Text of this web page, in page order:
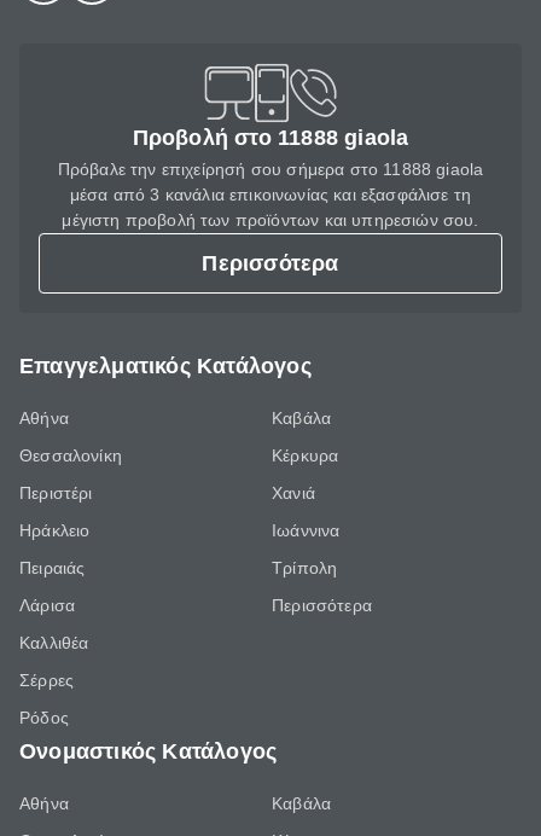
Προβολή στο 11888 giaola
Πρόβαλε την επιχείρησή σου σήμερα στο 11888 giaola
μέσα από 3 κανάλια επικοινωνίας και εξασφάλισε τη
μέγιστη προβολή των προϊόντων και υπηρεσιών σου.
Περισσότερα
Επαγγελματικός Κατάλογος
Αθήνα
Θεσσαλονίκη
Περιστέρι
Ηράκλειο
Πειραιάς
Λάρισα
Καλλιθέα
Σέρρες
Ρόδος
Καβάλα
Κέρκυρα
Χανιά
Ιωάννινα
Τρίπολη
Περισσότερα
Ονομαστικός Κατάλογος
Αθήνα
Καβάλα